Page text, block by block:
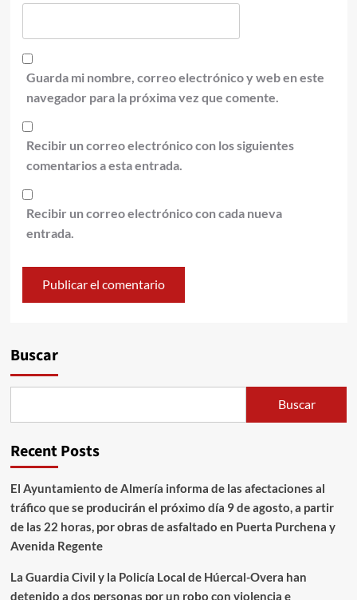
Guarda mi nombre, correo electrónico y web en este
navegador para la próxima vez que comente.
Recibir un correo electrónico con los siguientes
comentarios a esta entrada.
Recibir un correo electrónico con cada nueva
entrada.
Buscar
Buscar
Recent Posts
El Ayuntamiento de Almería informa de las afectaciones al
tráfico que se producirán el próximo día 9 de agosto, a partir
de las 22 horas, por obras de asfaltado en Puerta Purchena y
Avenida Regente
La Guardia Civil y la Policía Local de Húercal-Overa han
detenido a dos personas por un robo con violencia e